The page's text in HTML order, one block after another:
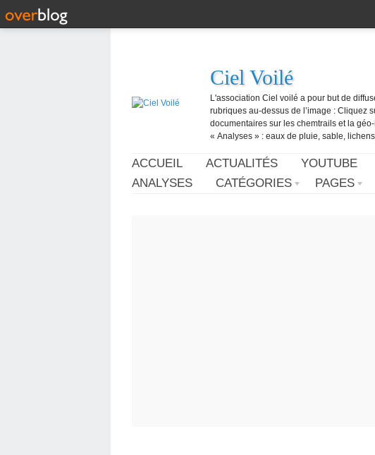
Ciel Voilé
L'association Ciel voilé a pour but de
rubriques au-dessus de l’image : Cliquez
documentaires sur les chemtrails et la
« Analyses » : eaux de pluie, sable,
ACCUEIL ACTUALITÉS YOUTUBE
ANALYSES
CATÉGORIES PAGES